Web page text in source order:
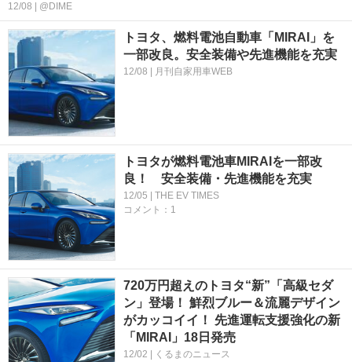
12/08 | @DIME
トヨタ、燃料電池自動車「MIRAI」を
一部改良。安全装備や先進機能を充実
12/08 | 月刊自家用車WEB
トヨタが燃料電池車MIRAIを一部改
良！ 安全装備・先進機能を充実
12/05 | THE EV TIMES
コメント：1
720万円超えのトヨタ“新”「高級セダ
ン」登場！ 鮮烈ブルー＆流麗デザイン
がカッコイイ！ 先進運転支援強化の新
「MIRAI」18日発売
12/02 | くるまのニュース